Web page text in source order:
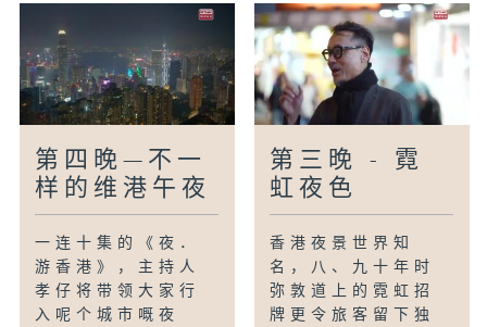
第四晚—不一
样的维港午夜
一连十集的《夜．
游香港》，主持人
孝仔将带领大家行
入呢个城市嘅夜
第三晚 - 霓
虹夜色
香港夜景世界知
名，八、九十年时
弥敦道上的霓虹招
牌更令旅客留下独